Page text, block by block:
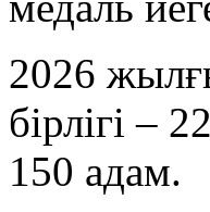
2026
бірлігі –
150 адам.